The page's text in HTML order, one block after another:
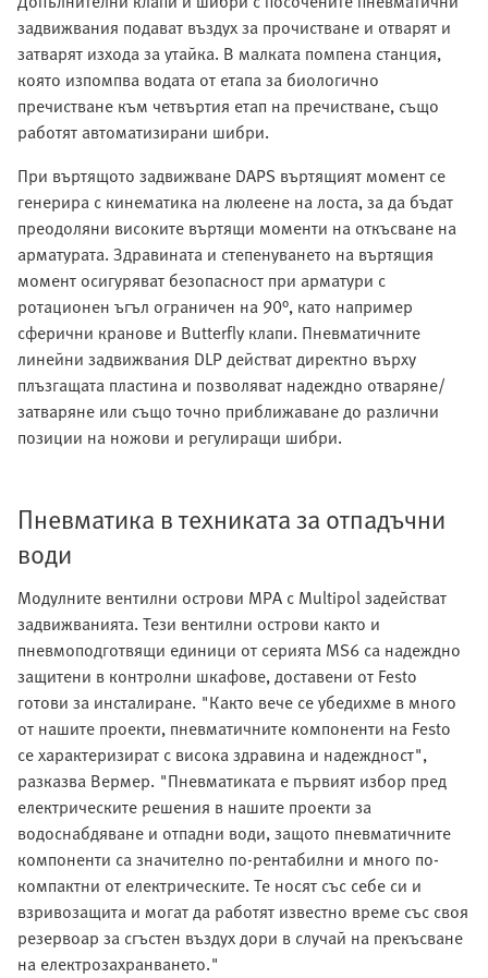
задвижвания подават въздух за прочистване и отварят и
затварят изхода за утайка. В малката помпена станция,
която изпомпва водата от етапа за биологично
пречистване към четвъртия етап на пречистване, също
работят автоматизирани шибри.
При въртящото задвижване DAPS въртящият момент се
генерира с кинематика на люлеене на лоста, за да бъдат
преодоляни високите въртящи моменти на откъсване на
арматурата. Здравината и степенуването на въртящия
момент осигуряват безопасност при арматури с
ротационен ъгъл ограничен на 90°, като например
сферични кранове и Butterfly клапи. Пневматичните
линейни задвижвания DLP действат директно върху
плъзгащата пластина и позволяват надеждно отваряне/
затваряне или също точно приближаване до различни
позиции на ножови и регулиращи шибри.
Пневматика в техниката за отпадъчни
води
Модулните вентилни острови MPA с Multipol задействат
задвижванията. Тези вентилни острови както и
пневмоподготвящи единици от серията MS6 са надеждно
защитени в контролни шкафове, доставени от Festo
готови за инсталиране. "Както вече се убедихме в много
от нашите проекти, пневматичните компоненти на Festo
се характеризират с висока здравина и надеждност",
разказва Вермер. "Пневматиката е първият избор пред
електрическите решения в нашите проекти за
водоснабдяване и отпадни води, защото пневматичните
компоненти са значително по-рентабилни и много по-
компактни от електрическите. Те носят със себе си и
взривозащита и могат да работят известно време със своя
резервоар за сгъстен въздух дори в случай на прекъсване
на електрозахранването."